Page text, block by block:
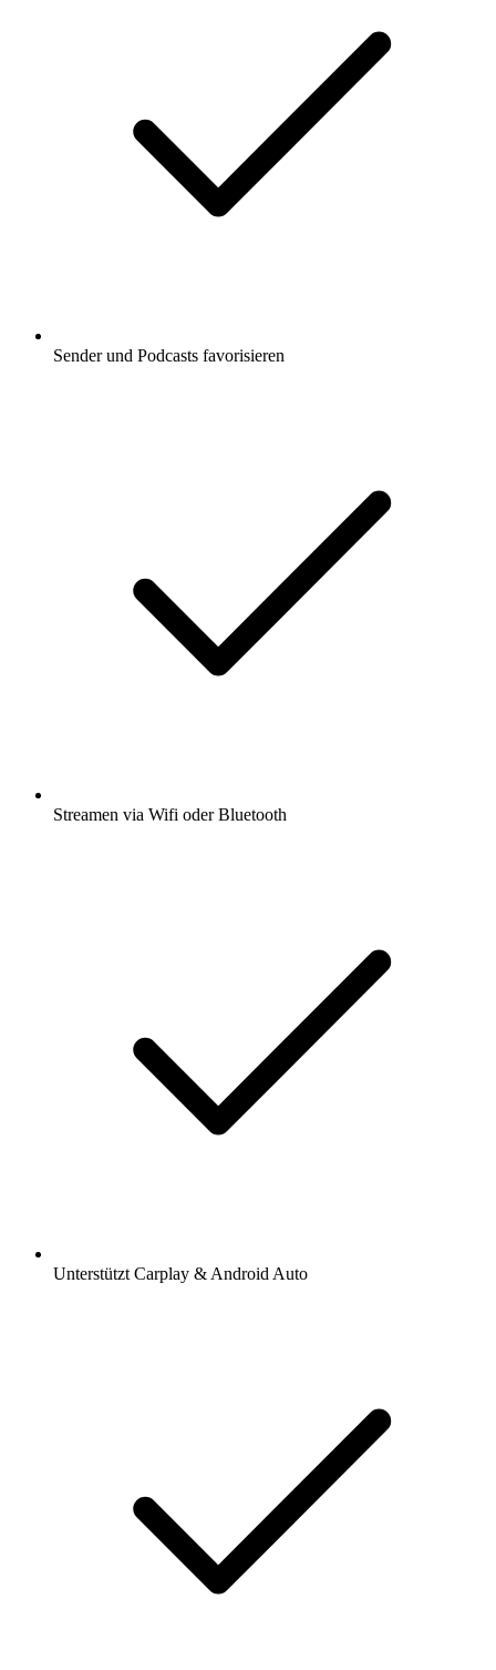
Sender und Podcasts favorisieren
Streamen via Wifi oder Bluetooth
Unterstützt Carplay & Android Auto